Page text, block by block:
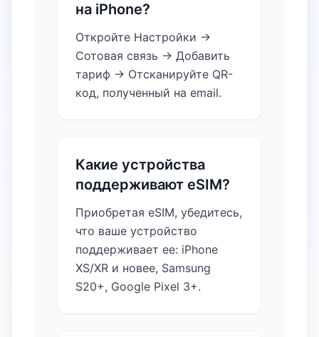
на iPhone?
Откройте Настройки →
Сотовая связь → Добавить
тариф → Отсканируйте QR-
код, полученный на email.
Какие устройства
поддерживают eSIM?
Приобретая eSIM, убедитесь,
что ваше устройство
поддерживает ее: iPhone
XS/XR и новее, Samsung
S20+, Google Pixel 3+.